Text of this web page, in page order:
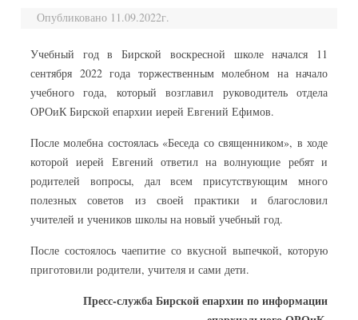
Опубликовано 11.09.2022г.
Учебный год в Бирской воскресной школе начался 11
сентября 2022 года торжественным молебном на начало
учебного года, который возглавил руководитель отдела
ОРОиК Бирской епархии иерей Евгений Ефимов.
После молебна состоялась «Беседа со священником», в ходе
которой иерей Евгений ответил на волнующие ребят и
родителей вопросы, дал всем присутствующим много
полезных советов из своей практики и благословил
учителей и учеников школы на новый учебный год.
После состоялось чаепитие со вкусной выпечкой, которую
приготовили родители, учителя и сами дети.
Пресс-служба Бирской епархии по информации